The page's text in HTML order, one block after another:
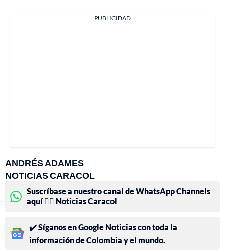
PUBLICIDAD
ANDRÉS ADAMES
NOTICIAS CARACOL
Suscríbase a nuestro canal de WhatsApp Channels
aquí 👉🏻 Noticias Caracol
✔️ Síganos en Google Noticias con toda la
información de Colombia y el mundo.